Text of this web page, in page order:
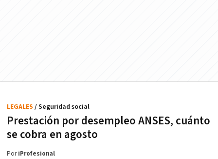
Prestación por desempleo ANSES, cuánto
se cobra en agosto
LEGALES / Seguridad social
PoriProfesional